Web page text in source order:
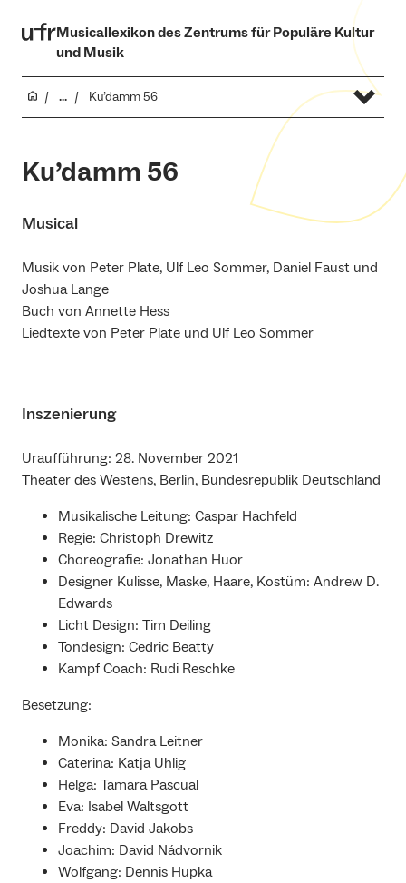
Musicallexikon des Zentrums für Populäre Kultur
und Musik
... Ku’damm 56
Ku’damm 56
Musical
Musik von Peter Plate, Ulf Leo Sommer, Daniel Faust und
Joshua Lange
Buch von Annette Hess
Liedtexte von Peter Plate und Ulf Leo Sommer
Inszenierung
Uraufführung: 28. November 2021
Theater des Westens, Berlin, Bundesrepublik Deutschland
Musikalische Leitung: Caspar Hachfeld
Regie: Christoph Drewitz
Choreografie: Jonathan Huor
Designer Kulisse, Maske, Haare, Kostüm: Andrew D.
Edwards
Licht Design: Tim Deiling
Tondesign: Cedric Beatty
Kampf Coach: Rudi Reschke
Besetzung:
Monika: Sandra Leitner
Caterina: Katja Uhlig
Helga: Tamara Pascual
Eva: Isabel Waltsgott
Freddy: David Jakobs
Joachim: David Nádvornik
Wolfgang: Dennis Hupka